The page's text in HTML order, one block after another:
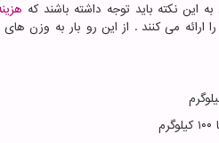
این نکته باید توجه داشته باشند که
ارائه می کنند . از این رو بار به وزن